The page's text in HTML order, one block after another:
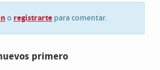
o registrarte para comentar.
primero